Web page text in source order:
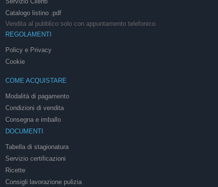
Catalogo listino .pdf
Vendita al pubblico solo con appuntamento telefonico.
REGOLAMENTI
Policy e Privacy
Cookie
COME ACQUISTARE
Modalità di pagamento
Condizioni di vendita
Consegna e imballo
DOCUMENTI
Tabella di stagionatura
Servizio certificazioni
Ricette
Consigli lavorazione pulizia